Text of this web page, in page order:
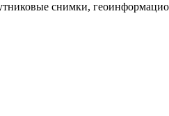
снимки,